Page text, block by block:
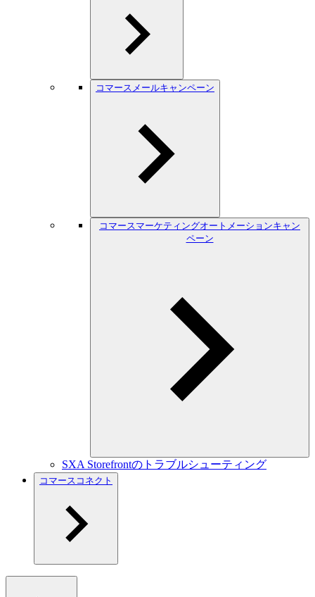
コマースメールキャンペーン
コマースマーケティングオートメーションキャン
ペーン
SXA Storefrontのトラブルシューティング
コマースコネクト